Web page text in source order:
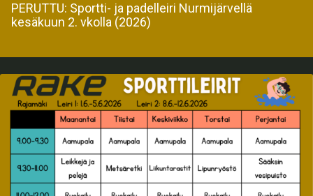
PERUTTU: Sportti- ja padelleiri Nurmijärvellä
kesäkuun 2. vkolla (2026)